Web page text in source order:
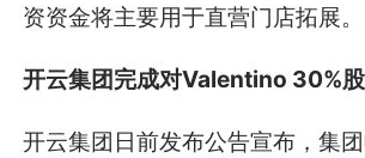
资资金将主要用于直营门店拓展。
开云集团完成对Valentino 30%
开云集团日前发布公告宣布，集